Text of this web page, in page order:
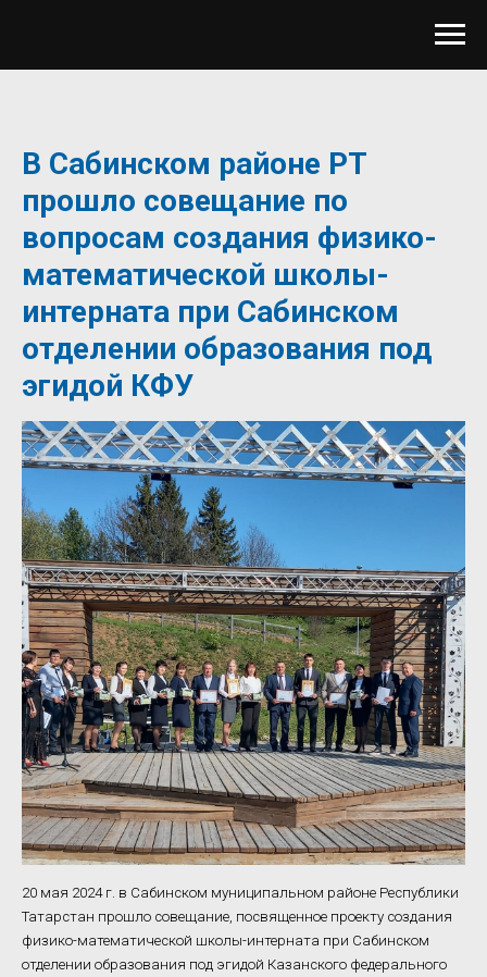
В Сабинском районе РТ
прошло совещание по
вопросам создания физико-
математической школы-
интерната при Сабинском
отделении образования под
эгидой КФУ
20 мая 2024 г. в Сабинском муниципальном районе Республики
Татарстан прошло совещание, посвященное проекту создания
физико-математической школы-интерната при Сабинском
отделении образования под эгидой Казанского федерального